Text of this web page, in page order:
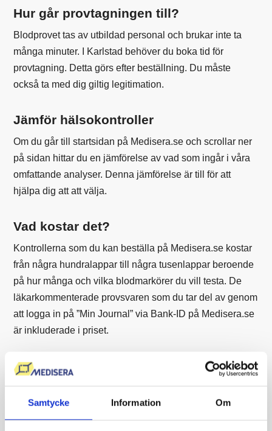
Samtycke Information Om
Hur går provtagningen till?
Blodprovet tas av utbildad personal och brukar inte ta
många minuter. I Karlstad behöver du boka tid för
provtagning. Detta görs efter beställning. Du måste
också ta med dig giltig legitimation.
Jämför hälsokontroller
Om du går till startsidan på Medisera.se och scrollar ner
på sidan hittar du en jämförelse av vad som ingår i våra
omfattande analyser. Denna jämförelse är till för att
hjälpa dig att att välja.
Vad kostar det?
Kontrollerna som du kan beställa på Medisera.se kostar
från några hundralappar till några tusenlappar beroende
på hur många och vilka blodmarkörer du vill testa. De
läkarkommenterade provsvaren som du tar del av genom
att logga in på ”Min Journal” via Bank-ID på Medisera.se
är inkluderade i priset.
Vad ingår?
Vilka analyser som ingår i hälsokontrollen beror på
vilken analys du beställer. Dock ingår alltid den
elektroniska remissen som skickas till valt